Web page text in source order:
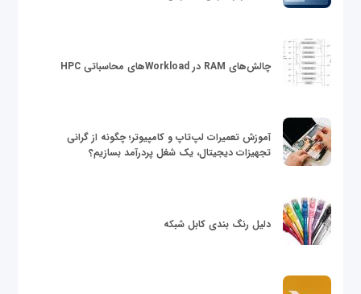
چالش‌های RAM در Workloadهای محاسباتی HPC
آموزش تعمیرات لپ‌تاپ و کامپیوتر؛ چگونه از گرانی
تجهیزات دیجیتال، یک شغل پردرآمد بسازیم؟
دلیل رنگ بندی کابل شبکه